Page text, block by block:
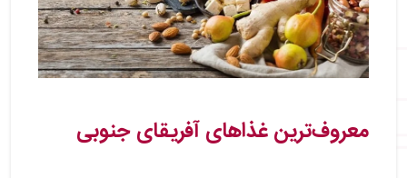
معروف‌ترین غذاهای آفریقای جنوبی